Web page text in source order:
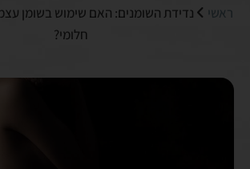
ראשי
נדידת השומנים: האם שימוש בשומן
חלומי?